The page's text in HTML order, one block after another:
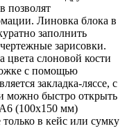
позволят
Линовка блока в
заполнить
зарисовки.
слоновой кости
с помощью
закладка-ляссе, с
можно быстро открыть
(100х150 мм)
только в кейс или сумку